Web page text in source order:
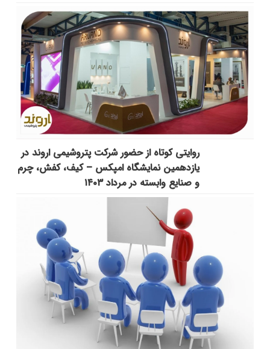
روایتی کوتاه از حضور شرکت پتروشیمی اروند در
یازدهمین نمایشگاه امپکس‌ – کیف، کفش، چرم
و صنایع وابسته در مرداد ۱۴۰۳